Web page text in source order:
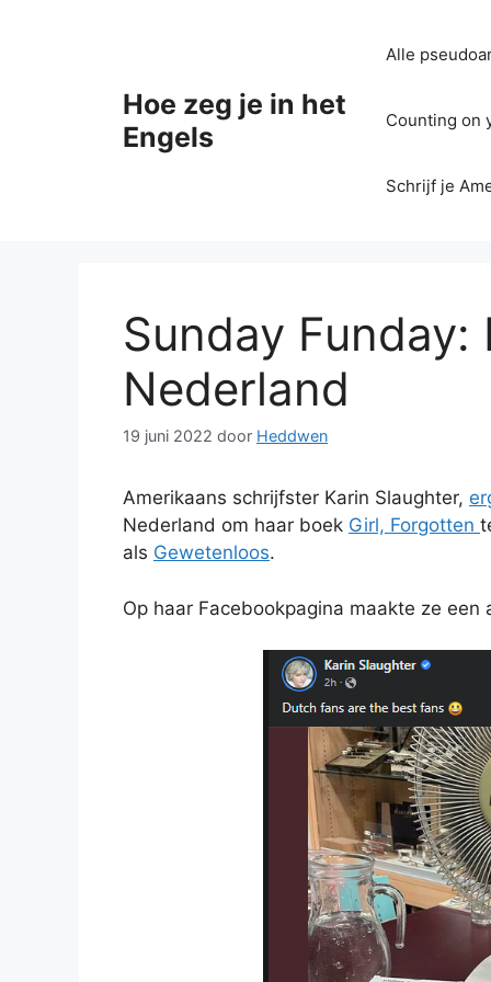
Hoe zeg je in het
Engels
Alle
Counting on
Schrijf je
Sunday
Nederland
19 juni 2022 door Heddwen
Amerikaans schrijfster Karin Slaughter,
Nederland om haar boek Girl, Forgotten
als Gewetenloos.
Op haar Facebookpagina maakte ze